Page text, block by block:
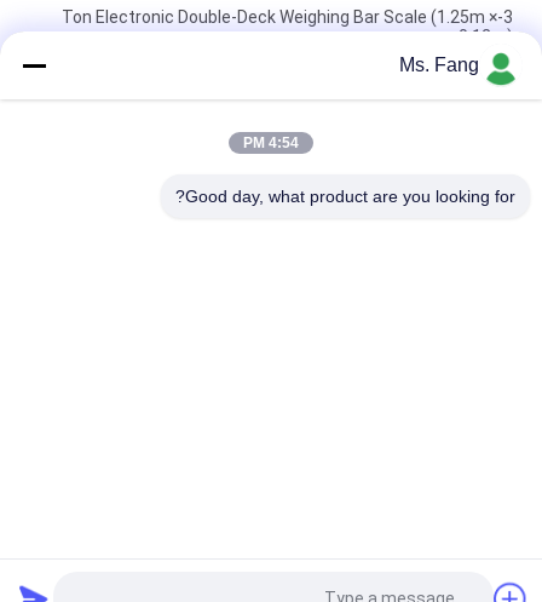
3-Ton Electronic Double-Deck Weighing Bar Scale (1.25m ×
0.12m)
مقياس الكرسي المتحرك الطبي مستشفى غرفة غسيل الكلى غرفة
إعادة التأهيل مقياس الوزن مع بروتوث RS232 اختيارية
خلية حمولة زيميك H8C 1x1m 5 طن الوزن الثقيل المقياس الصناعي
Ms. Fang
4:54 PM
Good day, what product are you looking for?